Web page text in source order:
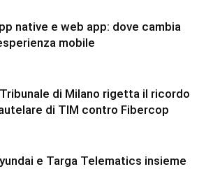
native e web app: dove cambia
mobile
di Milano rigetta il ricordo
di TIM contro Fibercop
e Targa Telematics insieme